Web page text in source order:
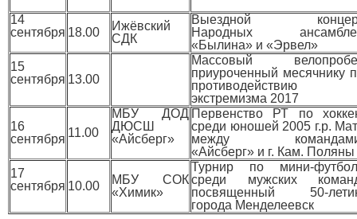
14
сентября 18.00
Ижёвский
СДК
Выездной
Народных
«Былина» и «Эрвел»
15
сентября 13.00
Массовый
приуроченный месячнику
противодействию
экстремизма 2017
16
сентября 11.00
МБУ ДОД
ДЮСШ
«Айсберг»
Первенство РТ по
среди юношей 2005 г.р.
между
«Айсберг» и г. Кам. Поляны
17
сентября 10.00
МБУ СОК
«Химик»
Турнир по мини-
среди мужских
посвященный 50-
города Менделеевск